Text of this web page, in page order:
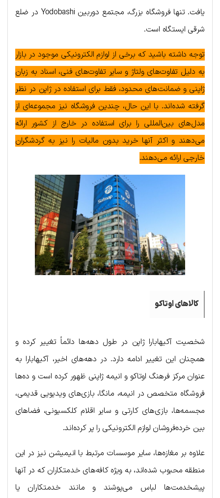
یافت. تنها فروشگاه بزرگ، مجتمع دوربین Yodobashi در ضلع
شرقی ایستگاه است.
توجه داشته باشید که برخی از لوازم الکترونیکی موجود در بازار
به دلیل تفاوت‌های ولتاژ و سایر تفاوت‌های فنی، اسناد به زبان
ژاپنی و ضمانت‌های محدود، فقط برای استفاده در ژاپن در نظر
گرفته شده‌اند. با این حال، چندین فروشگاه نیز مجموعه‌ای از
مدل‌های بین‌المللی را برای استفاده در خارج از کشور ارائه
می‌دهند و اکثر آنها خرید بدون مالیات را نیز به گردشگران
خارجی ارائه می‌دهند.
کالاهای اوتاکو
شخصیت آکیهابارا ژاپن در طول دهه‌ها دائماً تغییر کرده و
همچنان این تغییر ادامه دارد. در دهه‌های اخیر، آکیهابارا به
عنوان مرکز فرهنگ اوتاکو و انیمه ژاپنی ظهور کرده است و ده‌ها
فروشگاه متخصص در انیمه، مانگا، بازی‌های ویدیویی قدیمی،
مجسمه‌ها، بازی‌های کارتی و سایر اقلام کلکسیونی، فضاهای
بین خرده‌فروشان لوازم الکترونیکی را پر کرده‌اند.
علاوه بر مغازه‌ها، سایر موسسات مرتبط با انیمیشن نیز در این
منطقه محبوب شده‌اند، به ویژه کافه‌های خدمتکاران که در آنها
پیشخدمت‌ها لباس می‌پوشند و مانند خدمتکاران یا